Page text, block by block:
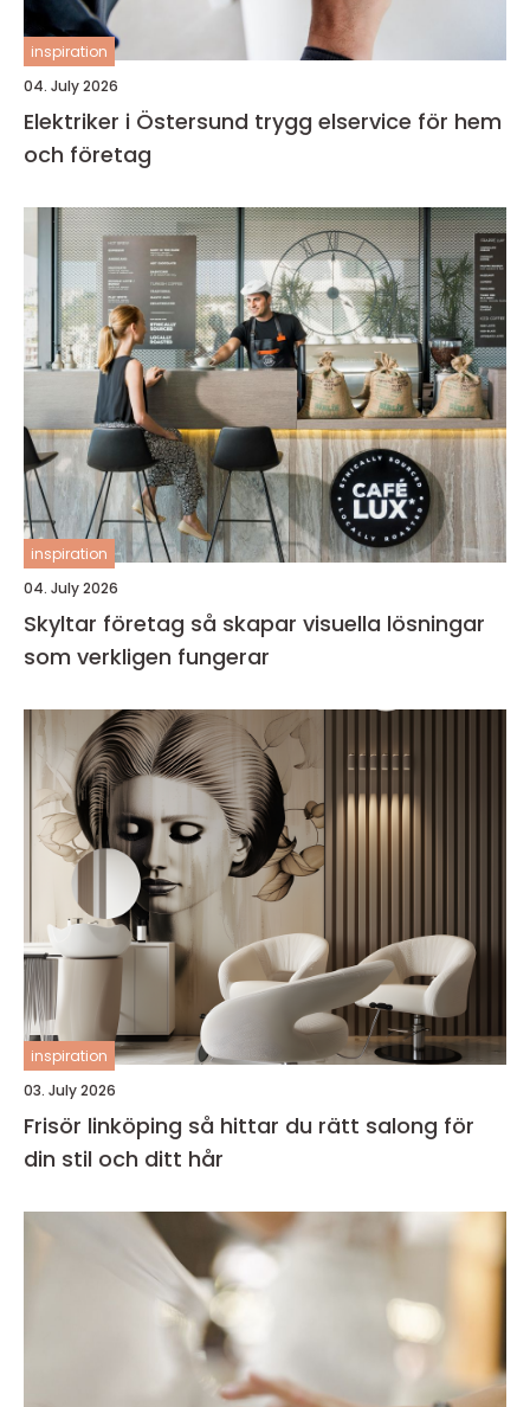
inspiration
04. July 2026
Elektriker i Östersund trygg elservice för hem
och företag
inspiration
04. July 2026
Skyltar företag så skapar visuella lösningar
som verkligen fungerar
inspiration
03. July 2026
Frisör linköping så hittar du rätt salong för
din stil och ditt hår